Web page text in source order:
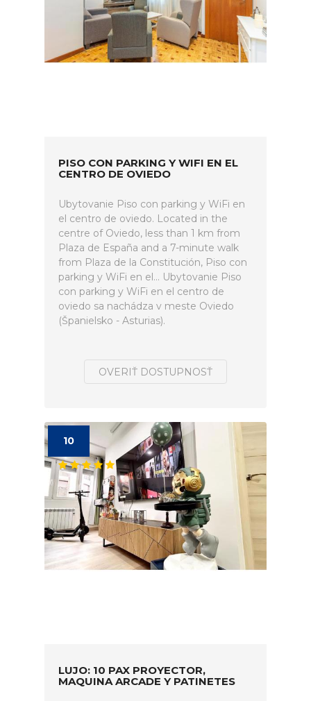
PISO CON PARKING Y WIFI EN EL
CENTRO DE OVIEDO
Ubytovanie Piso con parking y WiFi en
el centro de oviedo. Located in the
centre of Oviedo, less than 1 km from
Plaza de España and a 7-minute walk
from Plaza de la Constitución, Piso con
parking y WiFi en el... Ubytovanie Piso
con parking y WiFi en el centro de
oviedo sa nachádza v meste Oviedo
(Španielsko - Asturias).
OVERIŤ DOSTUPNOSŤ
10
LUJO: 10 PAX PROYECTOR,
MAQUINA ARCADE Y PATINETES